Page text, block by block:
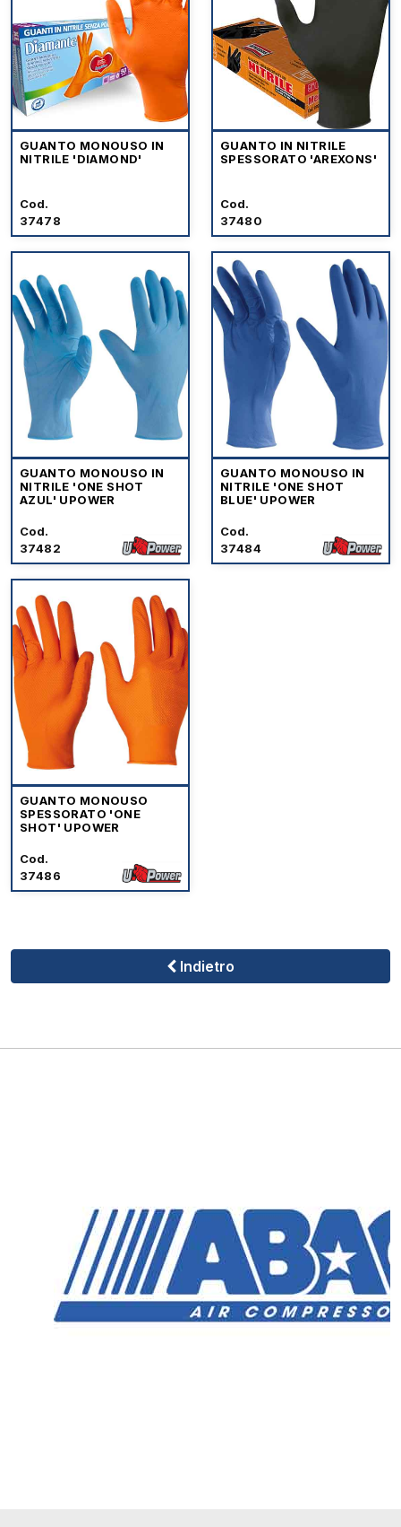
Indietro
GUANTO MONOUSO IN
NITRILE 'DIAMOND'
Cod.
37478
GUANTO IN NITRILE
SPESSORATO 'AREXONS'
Cod.
37480
GUANTO MONOUSO IN
NITRILE 'ONE SHOT
AZUL' UPOWER
Cod.
37482
GUANTO MONOUSO IN
NITRILE 'ONE SHOT
BLUE' UPOWER
Cod.
37484
GUANTO MONOUSO
SPESSORATO 'ONE
SHOT' UPOWER
Cod.
37486